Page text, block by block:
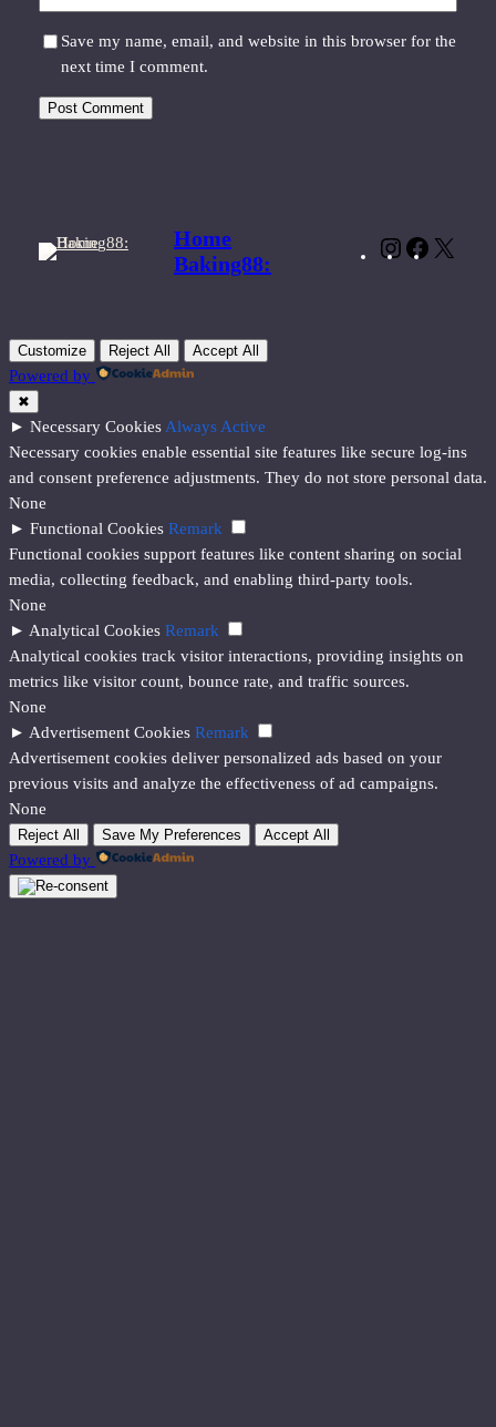
Save my name, email, and website in this browser for the
next time I comment.
Home
Baking88:
Instagram
Customize Reject All Accept All
Powered by
✖
► Necessary Cookies Always Active
Necessary cookies enable essential site features like secure log-ins
and consent preference adjustments. They do not store personal data.
None
► Functional Cookies Remark
Functional cookies support features like content sharing on social
media, collecting feedback, and enabling third-party tools.
None
► Analytical Cookies Remark
Analytical cookies track visitor interactions, providing insights on
metrics like visitor count, bounce rate, and traffic sources.
None
► Advertisement Cookies Remark
Advertisement cookies deliver personalized ads based on your
previous visits and analyze the effectiveness of ad campaigns.
None
Reject All Save My Preferences Accept All
Powered by